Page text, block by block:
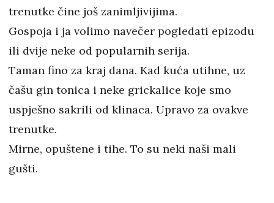
trenutke čine još zanimljivijima.
Gospoja i ja volimo navečer pogledati epizodu
ili dvije neke od popularnih serija.
Taman fino za kraj dana. Kad kuća utihne, uz
čašu gin tonica i neke grickalice koje smo
uspješno sakrili od klinaca. Upravo za ovakve
trenutke.
Mirne, opuštene i tihe. To su neki naši mali
gušti.